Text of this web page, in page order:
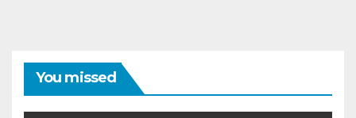
You missed